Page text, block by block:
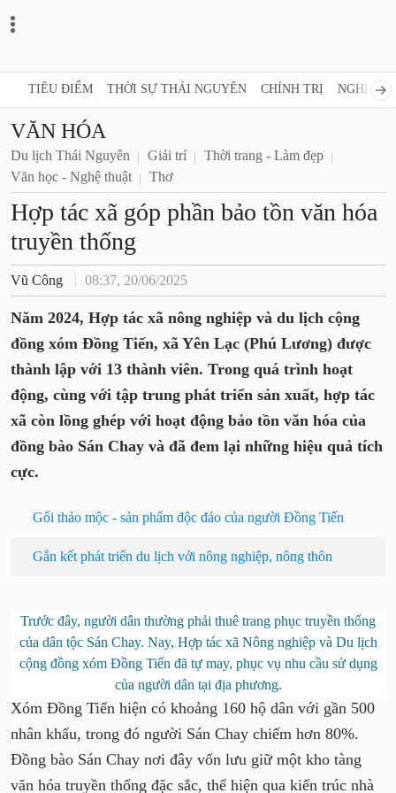
TIÊU ĐIỂM THỜI SỰ THÁI NGUYÊN CHÍNH TRỊ NGHỊ
VĂN HÓA
Du lịch Thái Nguyên Giải trí
Thời trang - Làm đẹp
Văn học - Nghệ thuật
Thơ
Hợp tác xã góp phần bảo tồn văn hóa
truyền thống
Vũ Công 08:37, 20/06/2025
Năm 2024, Hợp tác xã nông nghiệp và du lịch cộng
đồng xóm Đồng Tiến, xã Yên Lạc (Phú Lương) được
thành lập với 13 thành viên. Trong quá trình hoạt
động, cùng với tập trung phát triển sản xuất, hợp tác
xã còn lồng ghép với hoạt động bảo tồn văn hóa của
đồng bào Sán Chay và đã đem lại những hiệu quả tích
cực.
Gối thảo mộc - sản phẩm độc đáo của người Đồng Tiến
Gắn kết phát triển du lịch với nông nghiệp, nông thôn
Trước đây, người dân thường phải thuê trang phục truyền thống
của dân tộc Sán Chay. Nay, Hợp tác xã Nông nghiệp và Du lịch
cộng đồng xóm Đồng Tiến đã tự may, phục vụ nhu cầu sử dụng
của người dân tại địa phương.
Xóm Đồng Tiến hiện có khoảng 160 hộ dân với gần 500
nhân khẩu, trong đó người Sán Chay chiếm hơn 80%.
Đồng bào Sán Chay nơi đây vốn lưu giữ một kho tàng
văn hóa truyền thống đặc sắc, thể hiện qua kiến trúc nhà